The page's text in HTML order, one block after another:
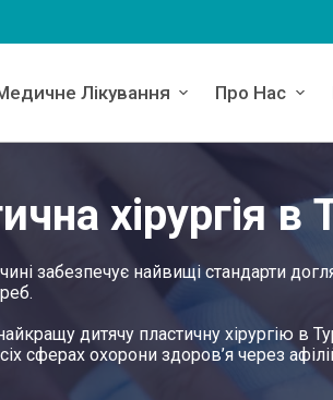
Лікування Про Нас
хірургія в
забезпечує найвищі стандарти
дитячу пластичну хірургію в
сферах охорони здоров’я через